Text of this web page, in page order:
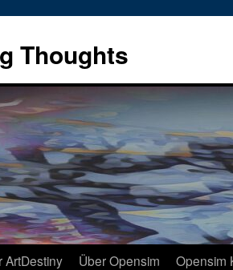
Thoughts
ArtDestiny Über Opensim Opensim